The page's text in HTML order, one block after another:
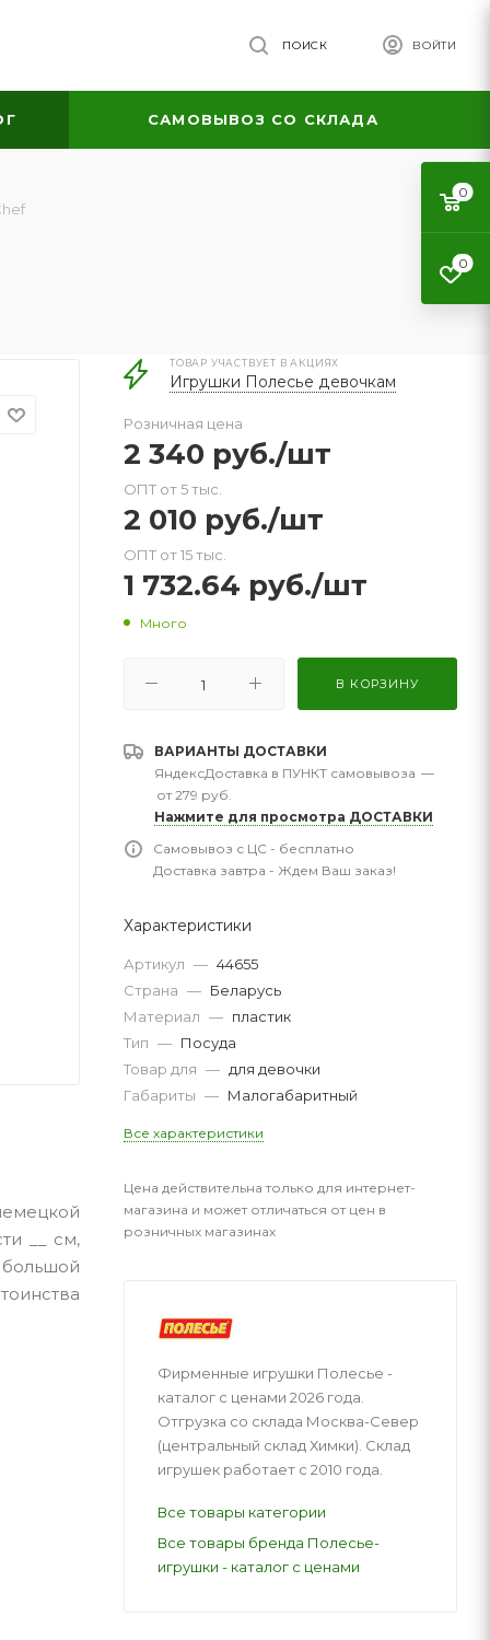
ВОЙТИ
ПОИСК
САМОВЫВОЗ СО СКЛАДА
__ см,
ТОВАР УЧАСТВУЕТ В АКЦИЯХ
Игрушки Полесье девочкам
Розничная цена
2 340 руб./шт
ОПТ от 5 тыс.
2 010 руб./шт
ОПТ от 15 тыс.
1 732.64 руб./шт
Много
В КОРЗИНУ
ВАРИАНТЫ ДОСТАВКИ
ЯндексДоставка в ПУНКТ самовывоза —
от 279 руб.
Нажмите для просмотра ДОСТАВКИ
Самовывоз с ЦС - бесплатно
Доставка завтра - Ждем Ваш заказ!
Характеристики
Артикул — 44655
Страна — Беларусь
Материал — пластик
Тип — Посуда
Товар для — для девочки
Габариты — Малогабаритный
Все характеристики
Цена действительна только для интернет-
магазина и может отличаться от цен в
розничных магазинах
Фирменные игрушки Полесье -
каталог с ценами 2026 года.
Отгрузка со склада Москва-Север
(центральный склад Химки). Склад
игрушек работает с 2010 года.
Все товары категории
Все товары бренда Полесье-
игрушки - каталог с ценами
0
0